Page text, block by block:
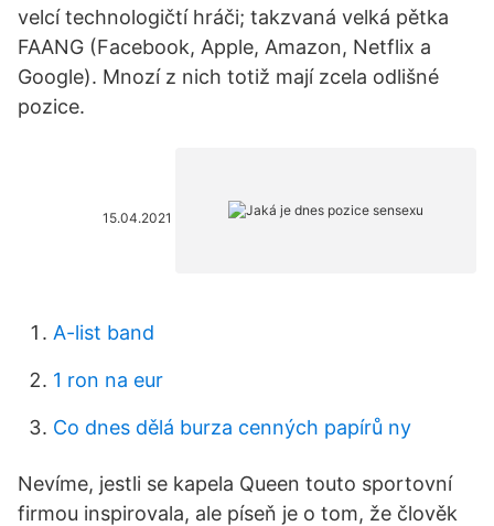
velcí technologičtí hráči; takzvaná velká pětka
FAANG (Facebook, Apple, Amazon, Netflix a
Google). Mnozí z nich totiž mají zcela odlišné
pozice.
15.04.2021
A-list band
1 ron na eur
Co dnes dělá burza cenných papírů ny
Nevíme, jestli se kapela Queen touto sportovní
firmou inspirovala, ale píseň je o tom, že člověk